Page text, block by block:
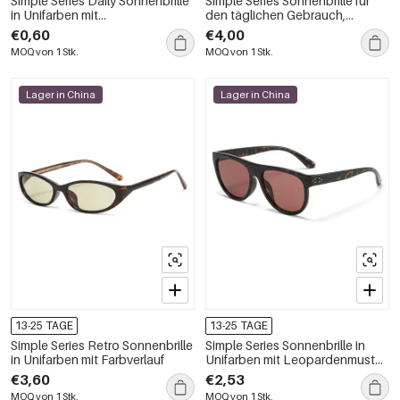
in Unifarben mit
Leopardenmuster und
Farbverlauf, faltbar
€0,60
MOQ von 1 Stk.
den täglichen Gebrauch,
einfarbig mit Farbverlauf
€4,00
MOQ von 1 Stk.
Lager in China
13-25 TAGE
Simple Series Retro Sonnenbrille
in Unifarben mit Farbverlauf
€3,60
MOQ von 1 Stk.
Lager in China
13-25 TAGE
Simple Series Sonnenbrille in
Unifarben mit Leopardenmuster
und Farbverlauf
€2,53
MOQ von 1 Stk.